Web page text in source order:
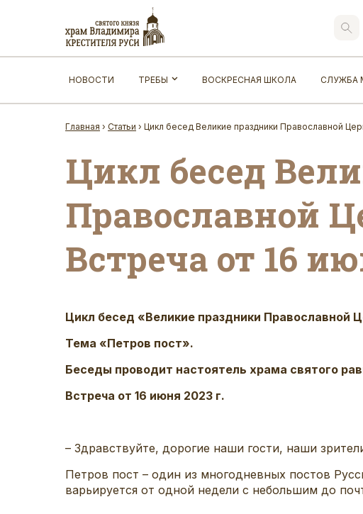
НОВОСТИ ТРЕБЫ ВОСКРЕСНАЯ ШКОЛА СЛУЖБА
Главная › Статьи › Цикл бесед Великие праздники Православной
Цикл бесед
Православной
Встреча от 16
Цикл бесед «Великие праздники Православной
Тема «Петров пост».
Беседы проводит настоятель храма святого
Встреча от 16 июня 2023 г.
– Здравствуйте, дорогие наши гости, наши
Петров пост – один из многодневных постов
варьируется от одной недели с небольшим до